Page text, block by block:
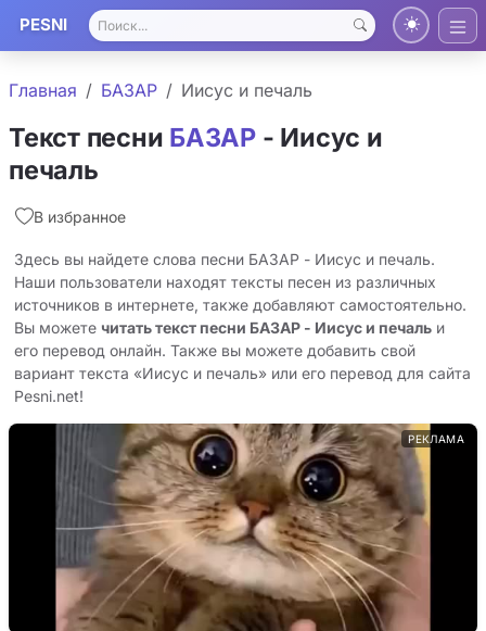
PESNI
Главная БАЗАР Иисус и печаль
Текст песни БАЗАР - Иисус и
печаль
В избранное
Здесь вы найдете слова песни БАЗАР - Иисус и печаль.
Наши пользователи находят тексты песен из различных
источников в интернете, также добавляют самостоятельно.
Вы можете читать текст песни БАЗАР - Иисус и печаль и
его перевод онлайн. Также вы можете добавить свой
вариант текста «Иисус и печаль» или его перевод для сайта
Pesni.net!
РЕКЛАМА